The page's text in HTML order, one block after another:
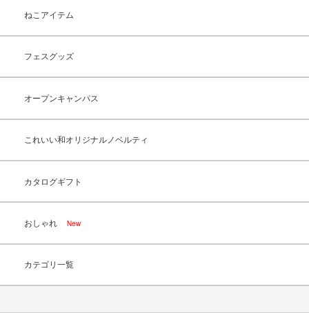
ねこアイテム
フェスグッズ
オープンキャンパス
これいい和オリジナルノベルティ
カタログギフト
おしゃれ New
カテゴリ一覧